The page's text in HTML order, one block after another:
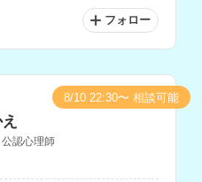
フォロー
認心理師
8/10 22:30〜 相談可能